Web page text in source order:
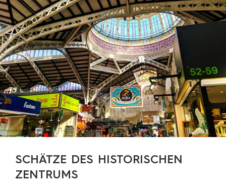
SCHÄTZE DES HISTORISCHEN
ZENTRUMS